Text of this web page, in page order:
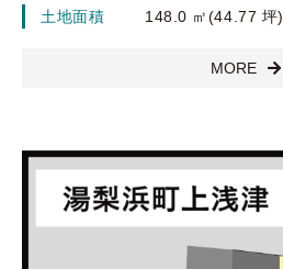
土地面積 148.0 ㎡(44.77 坪)
MORE